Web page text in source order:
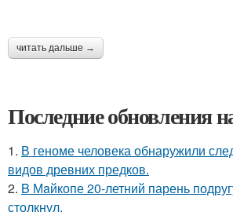
читать дальше →
Последние обновления
1. В геноме человека обнаружили
видов древних предков.
2. B Мaйкопе 20-летний парень
столкнул.